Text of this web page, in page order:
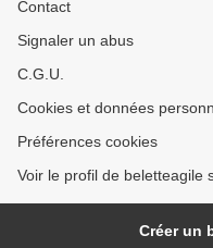
Contact
Signaler un abus
C.G.U.
Cookies et données
Préférences cookies
Voir le profil de beletteagile
Créer un